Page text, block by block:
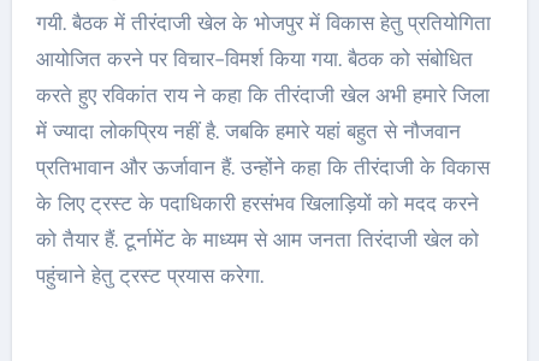
गयी. बैठक में तीरंदाजी खेल के भोजपुर में विकास हेतु प्रतियोगिता
आयोजित करने पर विचार-विमर्श किया गया. बैठक को संबोधित
करते हुए रविकांत राय ने कहा कि तीरंदाजी खेल अभी हमारे जिला
में ज्यादा लोकप्रिय नहीं है. जबकि हमारे यहां बहुत से नौजवान
प्रतिभावान और ऊर्जावान हैं. उन्होंने कहा कि तीरंदाजी के विकास
के लिए ट्रस्ट के पदाधिकारी हरसंभव खिलाड़ियों को मदद करने
को तैयार हैं. टूर्नामेंट के माध्यम से आम जनता तिरंदाजी खेल को
पहुंचाने हेतु ट्रस्ट प्रयास करेगा.